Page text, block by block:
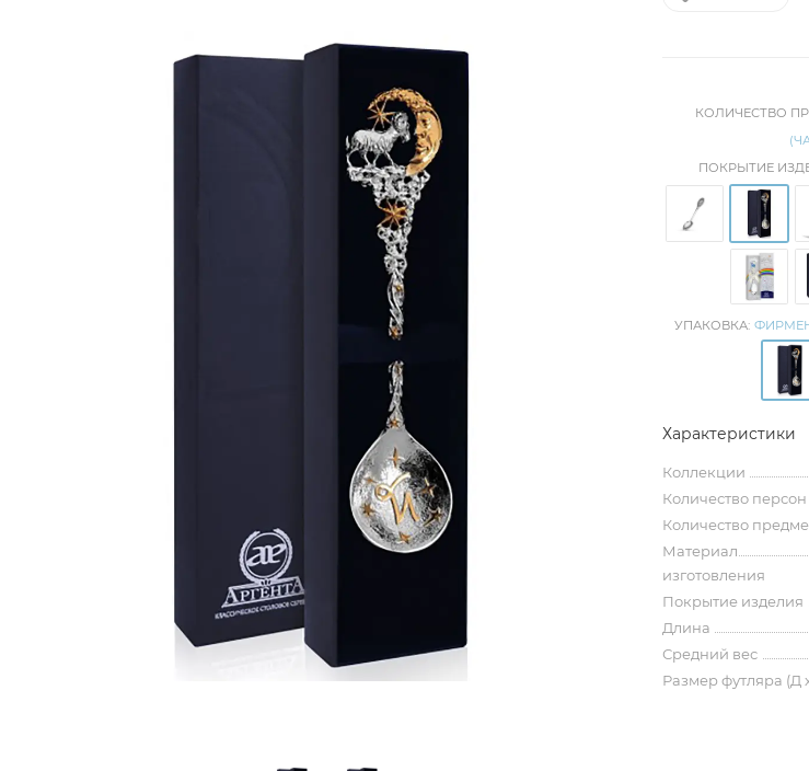
КОЛИЧЕСТВО
ПОКРЫТИЕ
УПАКОВКА:
Характеристики
Коллекции
Количество персон
Количество
Материал
изготовления
Покрытие изделия
Длина
Средний вес
Размер футляра (Д